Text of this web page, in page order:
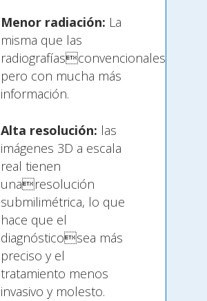
Menor radiación: La
misma que las
radiografíasconvencionales
pero con mucha más
información.
Alta resolución: las
imágenes 3D a escala
real tienen
unaresolución
submilimétrica, lo que
hace que el
diagnósticosea más
preciso y el
tratamiento menos
invasivo y molesto.